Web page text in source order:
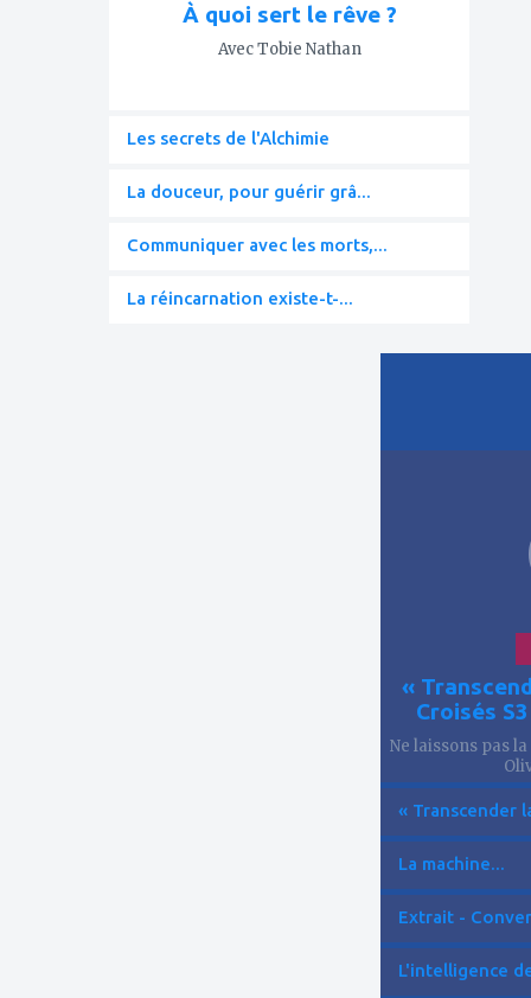
À quoi sert le rêve ?
Avec Tobie Nathan
Les secrets de l'Alchimie
La douceur, pour guérir grâ...
Communiquer avec les morts,...
La réincarnation existe-t-...
«
Croisés
Ne laissons pas
« Transcender
La machine...
Extrait -
L'intelligence